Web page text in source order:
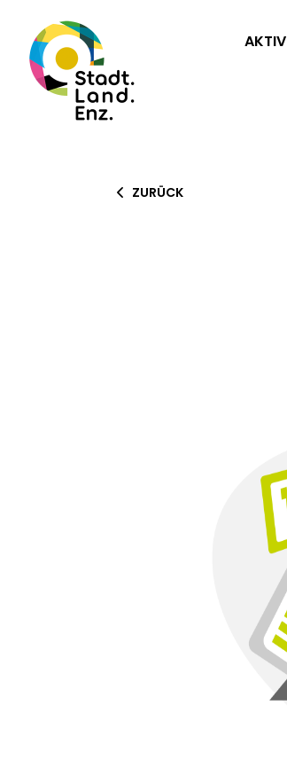
AKTIV
ZURÜCK